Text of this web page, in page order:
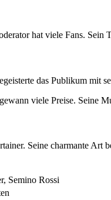
hat viele Fans. Sein
das Publikum mit
viele Preise. Seine
Seine charmante Art
Semino Rossi